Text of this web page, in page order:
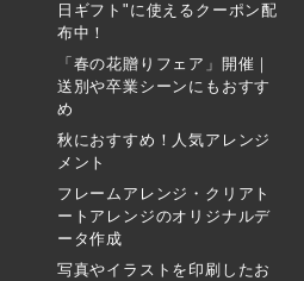
日ギフト"に使えるクーポン配
布中！
「春の花贈りフェア」開催｜
送別や卒業シーンにもおすす
め
秋におすすめ！人気アレンジ
メント
フレームアレンジ・クリアト
ートアレンジのオリジナルデ
ータ作成
写真やイラストを印刷したお